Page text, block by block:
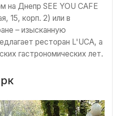
на Днепр SEE YOU CAFE
15, корп. 2) или в
– изысканную
ресторан L'UCA, а
гастрономических лет.